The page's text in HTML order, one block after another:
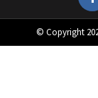
© Copyright